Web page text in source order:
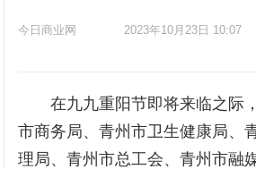
今日商业网 2023年10月23日 10:07
在九九重阳节即将来临之际，
市商务局、青州市卫生健康局、
理局、青州市总工会、青州市融